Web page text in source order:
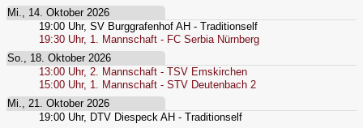
Mi., 14. Oktober 2026
19:00 Uhr, SV Burggrafenhof AH - Traditionself
19:30 Uhr, 1. Mannschaft - FC Serbia Nürnberg
So., 18. Oktober 2026
13:00 Uhr, 2. Mannschaft - TSV Emskirchen
15:00 Uhr, 1. Mannschaft - STV Deutenbach 2
Mi., 21. Oktober 2026
19:00 Uhr, DTV Diespeck AH - Traditionself